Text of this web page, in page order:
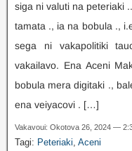
siga ni valuti na peteriaki
tamata ., ia na bobula .,
sega ni vakapolitiki
vakailavo. Ena Aceni
bobula mera digitaki .,
ena veiyacovi . […]
Vakavoui: Okotova 26, 2024 —
Tagi: Peteriaki, Aceni